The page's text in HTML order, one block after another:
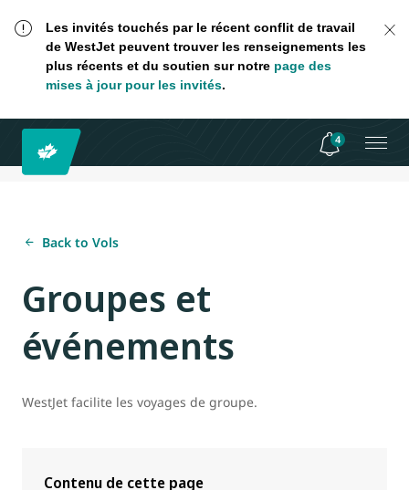
Les invités touchés par le récent conflit de travail
de WestJet peuvent trouver les renseignements les
plus récents et du soutien sur notre page des
mises à jour pour les invités.
4
Back to Vols
Groupes et
événements
WestJet facilite les voyages de groupe.
Contenu de cette page